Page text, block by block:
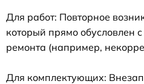
Для работ: Повторное
который прямо обусловлен
ремонта (например,
Для комплектующих: